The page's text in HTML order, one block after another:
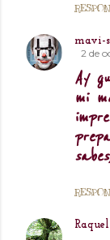
mavi-
2 de
Ay
mi
Raquel